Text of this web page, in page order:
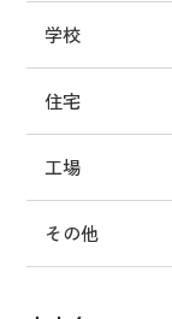
学校
住宅
工場
その他